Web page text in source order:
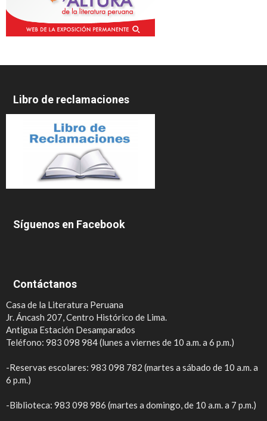
Libro de reclamaciones
Síguenos en Facebook
Contáctanos
Casa de la Literatura Peruana
Jr. Áncash 207, Centro Histórico de Lima.
Antigua Estación Desamparados
Teléfono: 983 098 984 (lunes a viernes de 10 a.m. a 6 p.m.)
-Reservas escolares: 983 098 782 (martes a sábado de 10 a.m. a
6 p.m.)
-Biblioteca: 983 098 986 (martes a domingo, de 10 a.m. a 7 p.m.)